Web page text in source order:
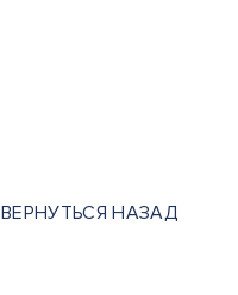
ВЕРНУТЬСЯ НАЗАД